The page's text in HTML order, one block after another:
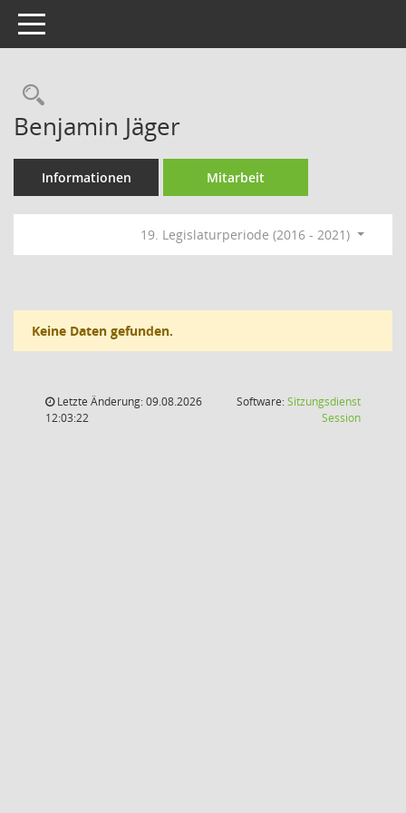
Toggle navigation
Rechercheauswahl
Benjamin Jäger
Informationen Mitarbeit
19. Legislaturperiode (2016 - 2021)
Keine Daten gefunden.
Letzte Änderung: 09.08.2026
12:03:22
Software:Sitzungsdienst
Session(Wird in